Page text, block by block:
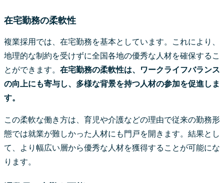
在宅勤務の柔軟性
複業採用では、在宅勤務を基本としています。これにより、
地理的な制約を受けずに全国各地の優秀な人材を確保するこ
とができます。 在宅勤務の柔軟性は、ワークライフバランス
の向上にも寄与し、多様な背景を持つ人材の参加を促進しま
す。
この柔軟な働き方は、育児や介護などの理由で従来の勤務形
態では就業が難しかった人材にも門戸を開きます。結果とし
て、より幅広い層から優秀な人材を獲得することが可能にな
ります。